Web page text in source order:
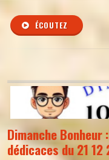
ÉCOUTEZ
Dimanche
dédicaces du 21 12